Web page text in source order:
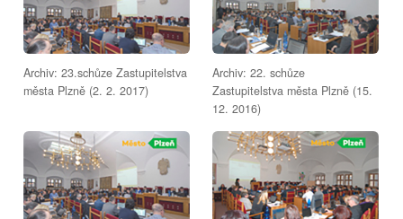
Archiv: 23.schůze Zastupitelstva
města Plzně (2. 2. 2017)
Archiv: 22. schůze
Zastupitelstva města Plzně (15.
12. 2016)